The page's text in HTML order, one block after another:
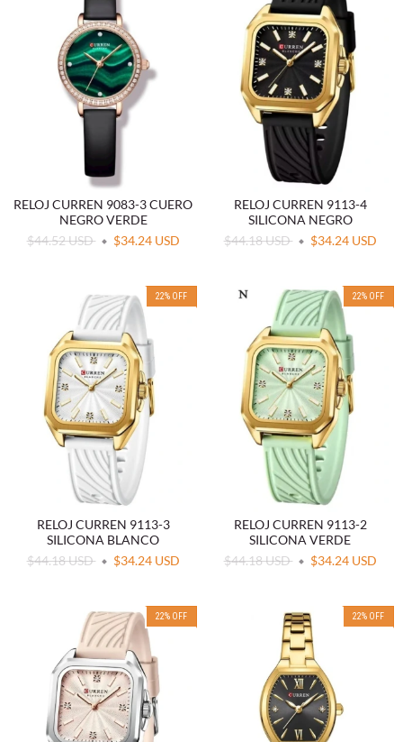
RELOJ CURREN 9083-3 CUERO
NEGRO VERDE
$44.52 USD
$34.24 USD
RELOJ CURREN 9113-4
SILICONA NEGRO
$44.18 USD
$34.24 USD
22% OFF
RELOJ CURREN 9113-3
SILICONA BLANCO
$44.18 USD
$34.24 USD
22% OFF
RELOJ CURREN 9113-2
SILICONA VERDE
$44.18 USD
$34.24 USD
22% OFF 22% OFF